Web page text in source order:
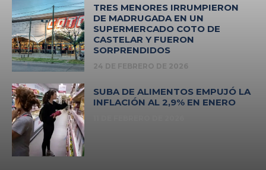
TRES MENORES IRRUMPIERON
DE MADRUGADA EN UN
SUPERMERCADO COTO DE
CASTELAR Y FUERON
SORPRENDIDOS
24 DE FEBRERO DE 2026
SUBA DE ALIMENTOS EMPUJÓ LA
INFLACIÓN AL 2,9% EN ENERO